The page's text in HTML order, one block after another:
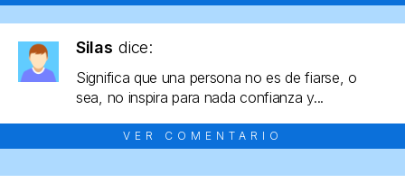
Silas dice:
Significa que una persona no es de fiarse, o
sea, no inspira para nada confianza y...
VER COMENTARIO